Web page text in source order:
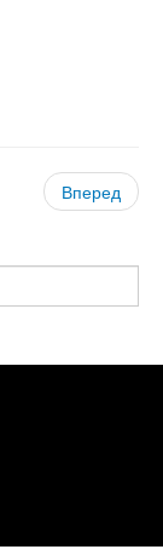
Вперед